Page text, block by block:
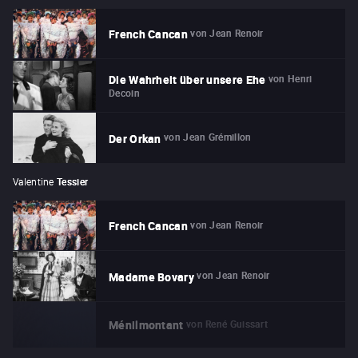
French Cancan von Jean Renoir
Die Wahrheit über unsere Ehe von Henri
Decoin
Der Orkan von Jean Grémillon
Valentine Tessier
French Cancan von Jean Renoir
Madame Bovary von Jean Renoir
Ménilmontant von René Guissart